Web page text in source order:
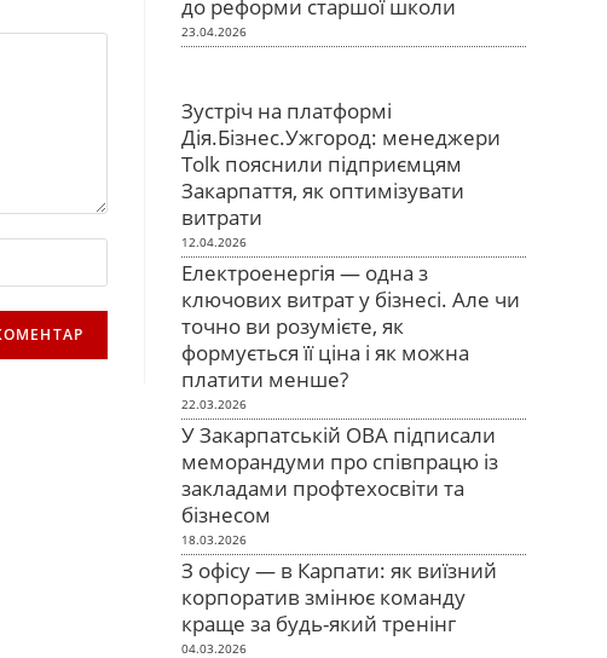
до реформи старшої школи
23.04.2026
Зустріч на платформі
Дія.Бізнес.Ужгород: менеджери
Tolk пояснили підприємцям
Закарпаття, як оптимізувати
витрати
12.04.2026
Електроенергія — одна з
ключових витрат у бізнесі. Але чи
точно ви розумієте, як
формується її ціна і як можна
платити менше?
22.03.2026
У Закарпатській ОВА підписали
меморандуми про співпрацю із
закладами профтехосвіти та
бізнесом
18.03.2026
З офісу — в Карпати: як виїзний
корпоратив змінює команду
краще за будь-який тренінг
04.03.2026